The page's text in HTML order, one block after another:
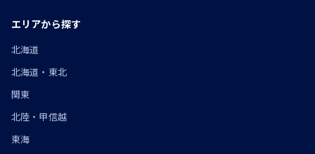
エリアから探す
北海道
北海道・東北
関東
北陸・甲信越
東海